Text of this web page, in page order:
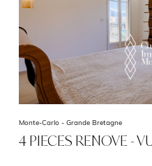
Monte-Carlo - Grande Bretagne
4 PIECES RENOVE -